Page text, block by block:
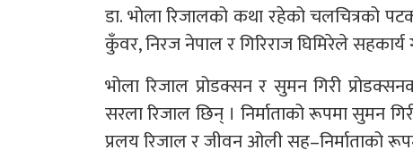
डा. भोला रिजालको कथा रहेको चलचित्रको
कुँवर, निरज नेपाल र गिरिराज घिमिरेले
भोला रिजाल प्रोडक्सन र सुमन गिरी
सरला रिजाल छिन् । निर्माताको रूपमा सुमन
प्रलय रिजाल र जीवन ओली सह–निर्माताको